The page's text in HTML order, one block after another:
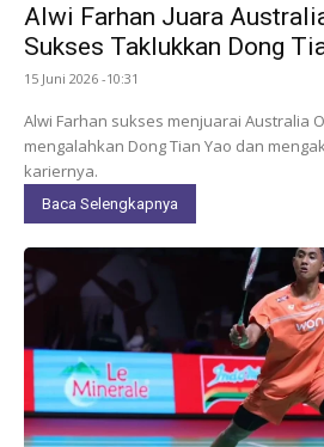
Alwi Farhan Juara
Sukses Taklukkan Dong
15 Juni 2026 -10:31
Alwi Farhan sukses menjuarai Australia
mengalahkan Dong Tian Yao dan
kariernya.
Baca Selengkapnya